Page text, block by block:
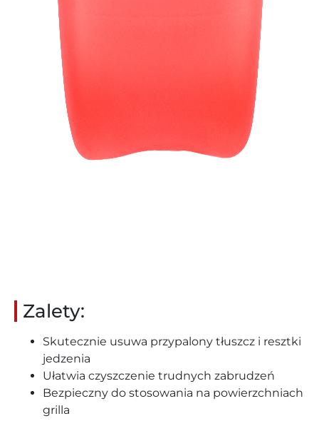
Zalety:
Skutecznie usuwa przypalony tłuszcz i resztki
jedzenia
Ułatwia czyszczenie trudnych zabrudzeń
Bezpieczny do stosowania na powierzchniach
grilla